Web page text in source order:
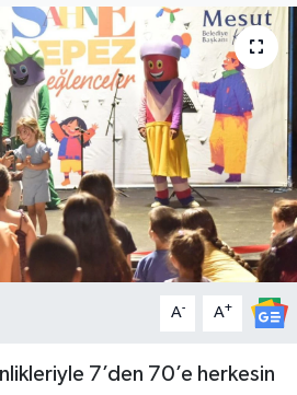
A- A+
7’den 70’e herkesin